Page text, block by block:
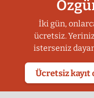
İki gün,
ücretsiz.
isterseniz
Ücretsiz kayıt